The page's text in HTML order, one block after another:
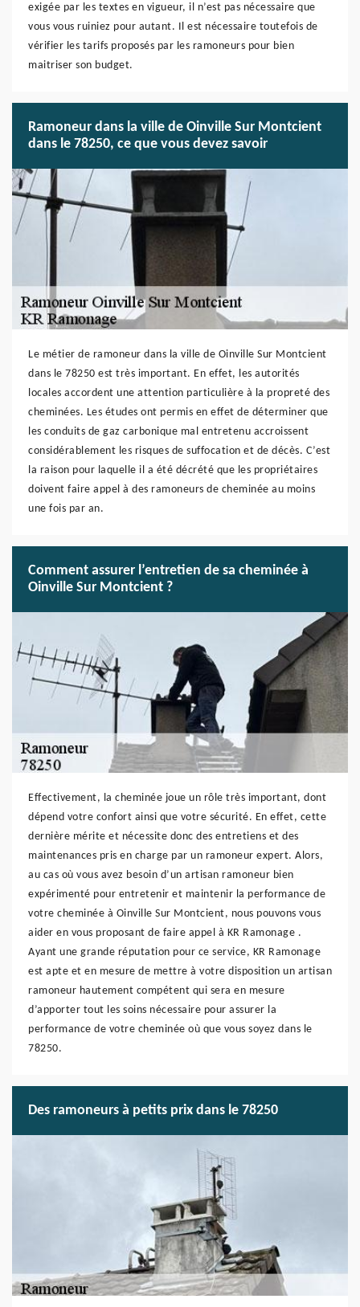
exigée par les textes en vigueur, il n’est pas nécessaire que
vous vous ruiniez pour autant. Il est nécessaire toutefois de
vérifier les tarifs proposés par les ramoneurs pour bien
maitriser son budget.
Ramoneur dans la ville de Oinville Sur Montcient
dans le 78250, ce que vous devez savoir
Le métier de ramoneur dans la ville de Oinville Sur Montcient
dans le 78250 est très important. En effet, les autorités
locales accordent une attention particulière à la propreté des
cheminées. Les études ont permis en effet de déterminer que
les conduits de gaz carbonique mal entretenu accroissent
considérablement les risques de suffocation et de décès. C’est
la raison pour laquelle il a été décrété que les propriétaires
doivent faire appel à des ramoneurs de cheminée au moins
une fois par an.
Comment assurer l’entretien de sa cheminée à
Oinville Sur Montcient ?
Effectivement, la cheminée joue un rôle très important, dont
dépend votre confort ainsi que votre sécurité. En effet, cette
dernière mérite et nécessite donc des entretiens et des
maintenances pris en charge par un ramoneur expert. Alors,
au cas où vous avez besoin d’un artisan ramoneur bien
expérimenté pour entretenir et maintenir la performance de
votre cheminée à Oinville Sur Montcient, nous pouvons vous
aider en vous proposant de faire appel à KR Ramonage .
Ayant une grande réputation pour ce service, KR Ramonage
est apte et en mesure de mettre à votre disposition un artisan
ramoneur hautement compétent qui sera en mesure
d’apporter tout les soins nécessaire pour assurer la
performance de votre cheminée où que vous soyez dans le
78250.
Des ramoneurs à petits prix dans le 78250